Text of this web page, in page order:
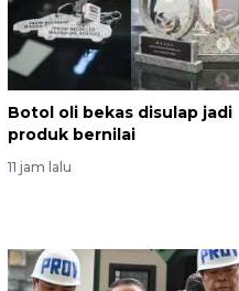
Botol oli bekas disulap jadi
produk bernilai
11 jam lalu